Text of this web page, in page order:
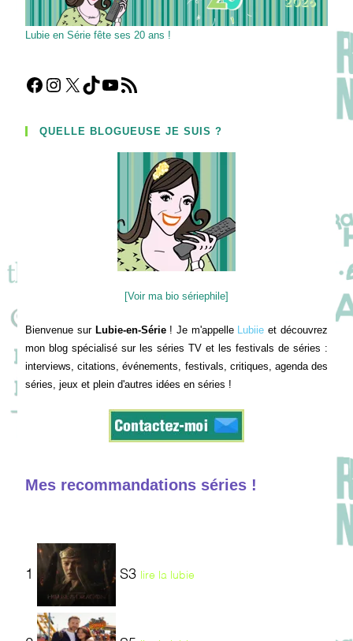
Lubie en Série fête ses 20 ans !
Facebook
Instagram
X TikTokYouTube
Flux RSS
QUELLE BLOGUEUSE JE SUIS ?
[Voir ma bio sériephile]
Bienvenue sur Lubie-en-Série! Je m'appelle Lubiie et découvrez
mon blog spécialisé sur les séries TV et les festivals de séries :
interviews, citations, événements, festivals, critiques, agenda des
séries, jeux et plein d'autres idées en séries !
Mes recommandations séries !
1 S3 lire la lubie